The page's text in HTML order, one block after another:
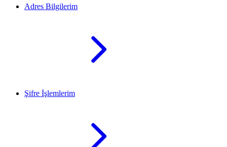
Adres Bilgilerim
Şifre İşlemlerim